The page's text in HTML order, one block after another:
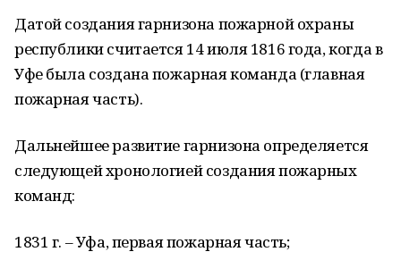
Датой создания гарнизона пожарной охраны
республики считается 14 июля 1816 года, когда в
Уфе была создана пожарная команда (главная
пожарная часть).
Дальнейшее развитие гарнизона определяется
следующей хронологией создания пожарных
команд:
1831 г. – Уфа, первая пожарная часть;